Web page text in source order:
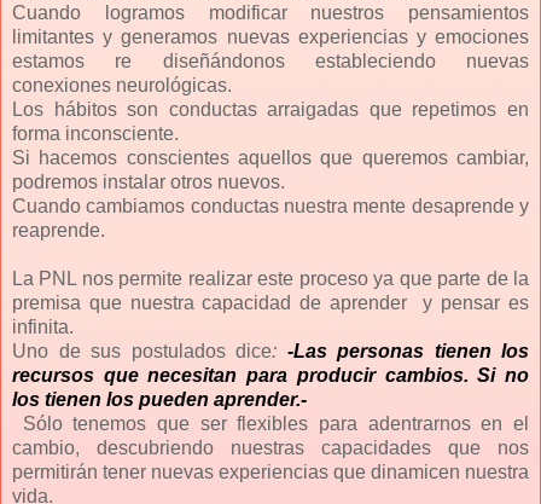
Cuando logramos modificar nuestros pensamientos
limitantes y generamos nuevas experiencias y emociones
estamos re diseñándonos estableciendo nuevas
conexiones neurológicas.
Los hábitos son conductas arraigadas que repetimos en
forma inconsciente.
Si hacemos conscientes aquellos que queremos cambiar,
podremos instalar otros nuevos.
Cuando cambiamos conductas nuestra mente desaprende y
reaprende.
La PNL nos permite realizar este proceso ya que parte de la
premisa que nuestra capacidad de aprender y pensar es
infinita.
Uno de sus postulados dice: -Las personas tienen los
recursos que necesitan para producir cambios. Si no
los tienen los pueden aprender.-
Sólo tenemos que ser flexibles para adentrarnos en el
cambio, descubriendo nuestras capacidades que nos
permitirán tener nuevas experiencias que dinamicen nuestra
vida.